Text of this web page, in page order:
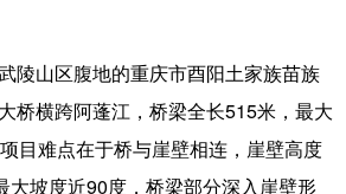
天津 河北 山西
吉林 上海 江苏
山区腹地的重庆市酉阳土家族苗族
桥横跨阿蓬江，桥梁全长515米，最大
目难点在于桥与崖壁相连，崖壁高度
大坡度近90度，桥梁部分深入崖壁形